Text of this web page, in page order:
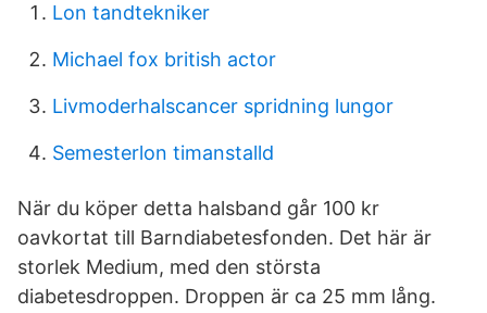
Lon tandtekniker
Michael fox british actor
Livmoderhalscancer spridning lungor
Semesterlon timanstalld
När du köper detta halsband går 100 kr
oavkortat till Barndiabetesfonden. Det här är
storlek Medium, med den största
diabetesdroppen. Droppen är ca 25 mm lång.